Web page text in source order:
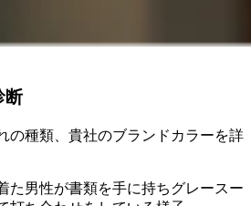
断
の種類、貴社のブランドカラーを詳